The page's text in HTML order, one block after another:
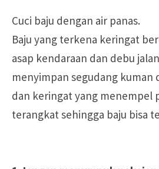
Cuci baju dengan air panas.
Baju yang terkena keringat
asap kendaraan dan debu
menyimpan segudang kuman
dan keringat yang menempel
terangkat sehingga baju bisa